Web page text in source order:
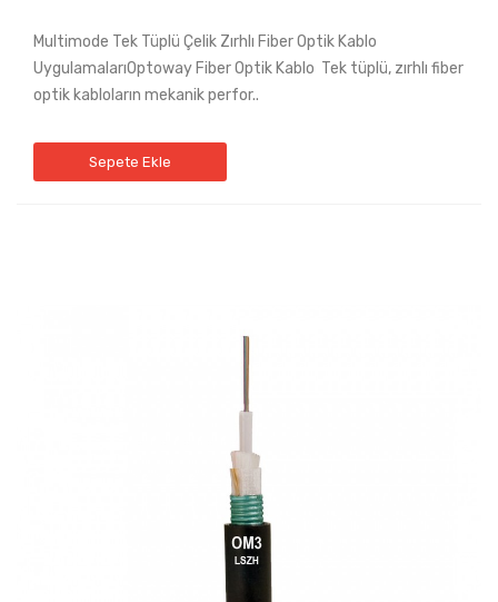
Multimode Tek Tüplü Çelik Zırhlı Fiber Optik Kablo
UygulamalarıOptoway Fiber Optik Kablo Tek tüplü, zırhlı fiber
optik kabloların mekanik perfor..
Sepete Ekle